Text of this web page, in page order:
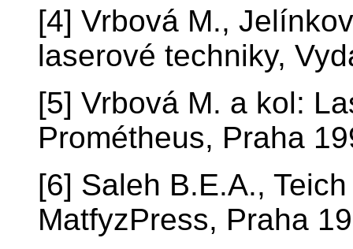
[4] Vrbová M.,
laserové techniky,
[5] Vrbová M. a kol:
Prométheus, Praha
[6] Saleh B.E.A.,
MatfyzPress, Praha